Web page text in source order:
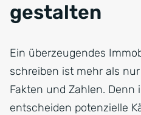
gestalten
Ein überzeugendes
schreiben ist mehr als
Fakten und Zahlen. Denn
entscheiden potenzielle